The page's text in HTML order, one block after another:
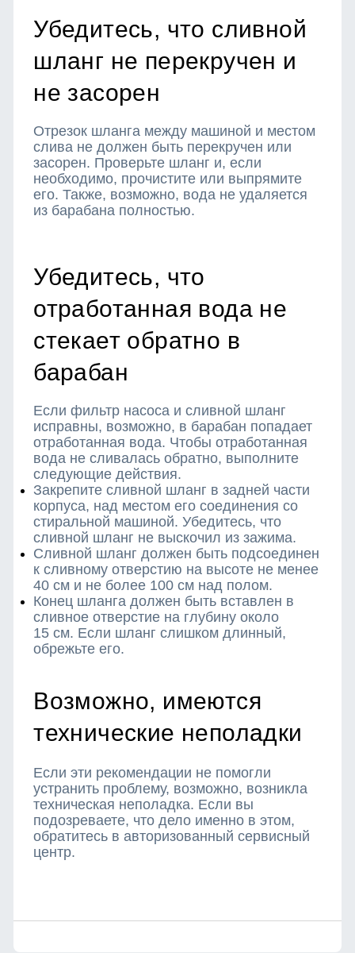
Убедитесь, что сливной
шланг не перекручен и
не засорен
Отрезок шланга между машиной и местом
слива не должен быть перекручен или
засорен. Проверьте шланг и, если
необходимо, прочистите или выпрямите
его. Также, возможно, вода не удаляется
из барабана полностью.
Убедитесь, что
отработанная вода не
стекает обратно в
барабан
Если фильтр насоса и сливной шланг
исправны, возможно, в барабан попадает
отработанная вода. Чтобы отработанная
вода не сливалась обратно, выполните
следующие действия.
Закрепите сливной шланг в задней части
корпуса, над местом его соединения со
стиральной машиной. Убедитесь, что
сливной шланг не выскочил из зажима.
Сливной шланг должен быть подсоединен
к сливному отверстию на высоте не менее
40 см и не более 100 см над полом.
Конец шланга должен быть вставлен в
сливное отверстие на глубину около
15 см. Если шланг слишком длинный,
обрежьте его.
Возможно, имеются
технические неполадки
Если эти рекомендации не помогли
устранить проблему, возможно, возникла
техническая неполадка. Если вы
подозреваете, что дело именно в этом,
обратитесь в авторизованный сервисный
центр.